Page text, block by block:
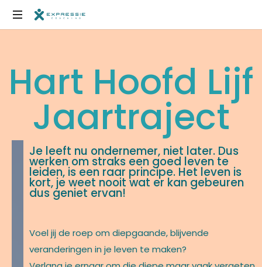
in
het
hoeft
niet
zo
ingewikkeld
te
Hart Hoofd Lijf
Jaartraject
Je leeft nu ondernemer, niet later. Dus
werken om straks een goed leven te
leiden, is een raar principe. Het leven is
kort, je weet nooit wat er kan gebeuren
dus geniet ervan!
Voel jij de roep om diepgaande, blijvende
veranderingen in je leven te maken?